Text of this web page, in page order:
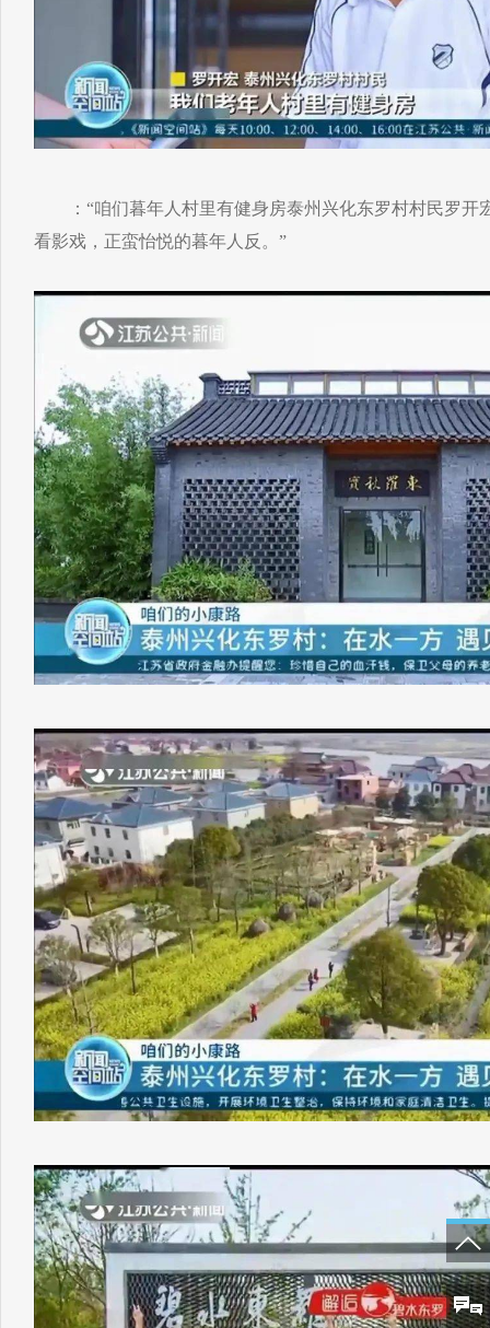
：“咱们暮年人村里有健身房泰州兴化东罗村村民罗开
看影戏，正蛮怡悦的暮年人反。”